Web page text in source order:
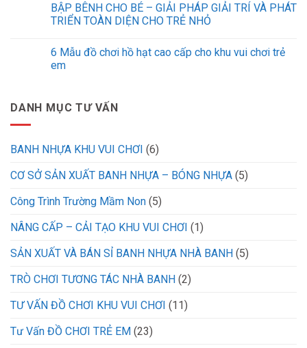
BẬP BÊNH CHO BÉ – GIẢI PHÁP GIẢI TRÍ VÀ PHÁT
TRIỂN TOÀN DIỆN CHO TRẺ NHỎ
6 Mẫu đồ chơi hồ hạt cao cấp cho khu vui chơi trẻ
em
DANH MỤC TƯ VẤN
BANH NHỰA KHU VUI CHƠI (6)
CƠ SỞ SẢN XUẤT BANH NHỰA – BÓNG NHỰA (5)
Công Trình Trường Mầm Non (5)
NÂNG CẤP – CẢI TẠO KHU VUI CHƠI (1)
SẢN XUẤT VÀ BÁN SỈ BANH NHỰA NHÀ BANH (5)
TRÒ CHƠI TƯƠNG TÁC NHÀ BANH (2)
TƯ VẤN ĐỒ CHƠI KHU VUI CHƠI (11)
Tư Vấn ĐỒ CHƠI TRẺ EM (23)